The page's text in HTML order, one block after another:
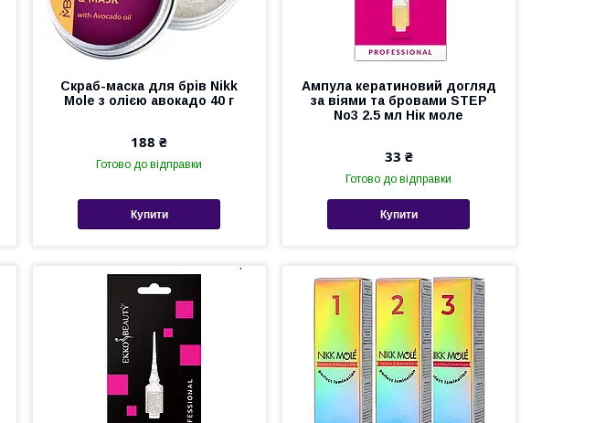
Скраб-маска для брів Nikk
Mole з олією авокадо 40 г
188 ₴
Готово до відправки
Купити
Ампула кератиновий догляд
за віями та бровами STEP
No3 2.5 мл Нік моле
33 ₴
Готово до відправки
Купити